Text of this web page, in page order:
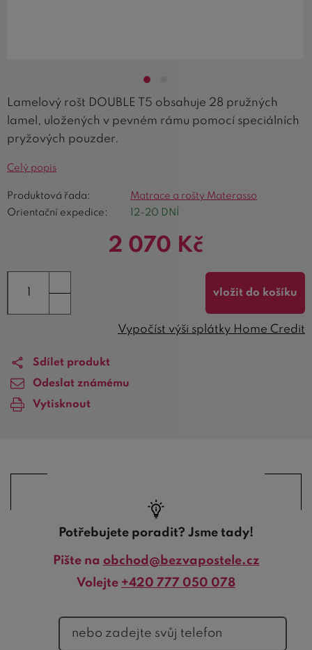
Lamelový rošt DOUBLE T5 obsahuje 28 pružných
lamel, uložených v pevném rámu pomocí speciálních
pryžových pouzder.
Celý popis
Produktová řada:
Matrace a rošty Materasso
Orientační expedice:
12-20 DNÍ
2 070 Kč
vložit do košíku
Vypočíst výši splátky Home Credit
Sdílet produkt
Odeslat známému
Vytisknout
Potřebujete poradit? Jsme tady!
Pište na obchod@bezvapostele.cz
Volejte +420 777 050 078
telefon